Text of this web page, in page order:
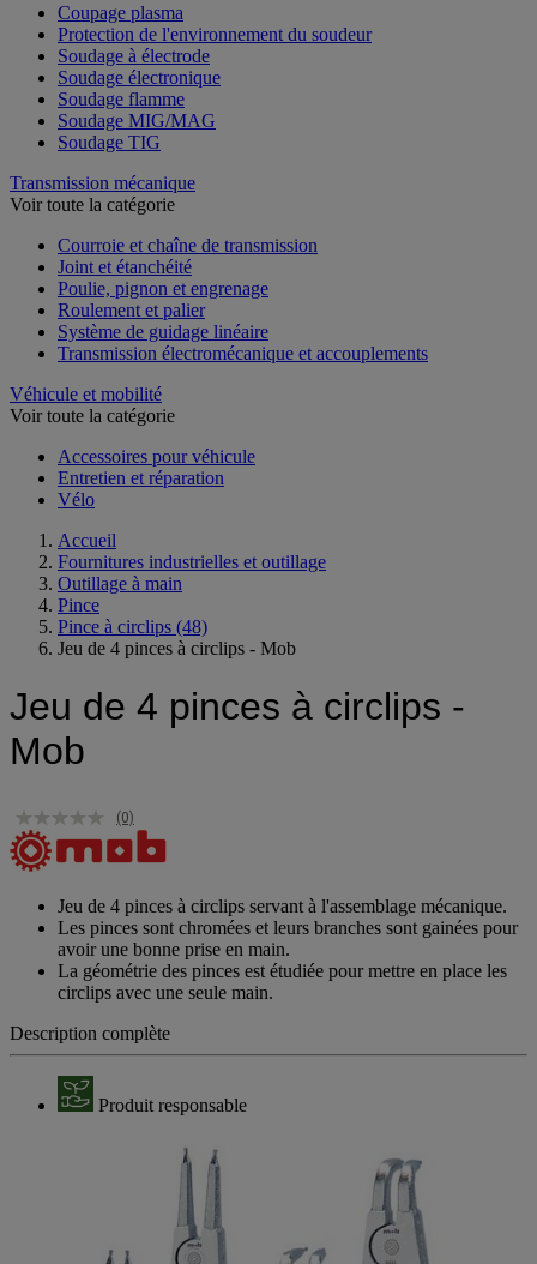
Coupage plasma
Protection de l'environnement du soudeur
Soudage à électrode
Soudage électronique
Soudage flamme
Soudage MIG/MAG
Soudage TIG
Transmission mécanique
Voir toute la catégorie
Courroie et chaîne de transmission
Joint et étanchéité
Poulie, pignon et engrenage
Roulement et palier
Système de guidage linéaire
Transmission électromécanique et accouplements
Véhicule et mobilité
Voir toute la catégorie
Accessoires pour véhicule
Entretien et réparation
Vélo
Accueil
Fournitures industrielles et outillage
Outillage à main
Pince
Pince à circlips (48)
Jeu de 4 pinces à circlips - Mob
Jeu de 4 pinces à circlips -
Mob
(0)
Jeu de 4 pinces à circlips servant à l'assemblage mécanique.
Les pinces sont chromées et leurs branches sont gainées pour
avoir une bonne prise en main.
La géométrie des pinces est étudiée pour mettre en place les
circlips avec une seule main.
Description complète
Produit responsable